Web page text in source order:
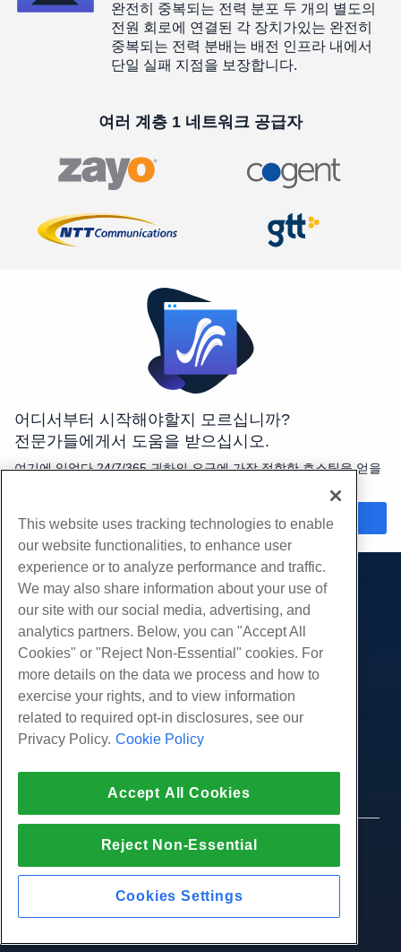
완전히 중복되는 전력 분포 두 개의 별도의
전원 회로에 연결된 각 장치가있는 완전히
중복되는 전력 분배는 배전 인프라 내에서
단일 실패 지점을 보장합니다.
여러 계층 1 네트워크 공급자
어디서부터 시작해야할지 모르십니까?
전문가들에게서 도움을 받으십시오.
여기에 있었다 24/7/365 귀하의 요구에 가장 적합한 호스팅을 얻을
지금 채팅
제품
웹 호스팅
비즈니스 호스팅
리셀러 호스팅
화이트 라벨 리셀러
관리되는 리눅스 VPS
관리되지 않는 리눅스 VPS
관리 창 VPS
관리되지 않는 Windows VPS
클라우드 서버
블록 스토리지
서비스
웹 사이트 마이그레이션
커뮤니티
제품 문서
회사
회사 소개
프레스
우리와 함께 라이브 채팅
지원권을 엽니 다
우리에게 이메일 보내기
우리에게 전화하십시오 (888) 404-1279
© 2010-2026 Hostwinds, ㅏ HostPapa Inc. 회사.
This website uses tracking technologies to enable
our website functionalities, to enhance user
experience or to analyze performance and traffic.
We may also share information about your use of
our site with our social media, advertising, and
analytics partners. Below, you can "Accept All
Cookies" or "Reject Non-Essential" cookies. For
more details on the data we process and how to
exercise your rights, and to view information
related to required opt-in disclosures, see our
Privacy Policy. Cookie Policy
Accept All Cookies
Reject Non-Essential
Cookies Settings